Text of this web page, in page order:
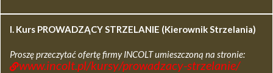
I. Kurs PROWADZĄCY STRZELANIE (Kierownik Strzelania)
Proszę przeczytać ofertę firmy INCOLT umieszczoną na stronie:
www.incolt.pl/kursy/prowadzacy-strzelanie/